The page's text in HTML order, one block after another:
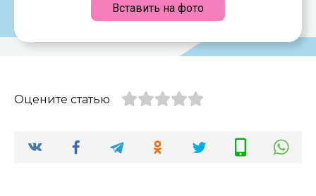
Вставить на фото
Оцените статью